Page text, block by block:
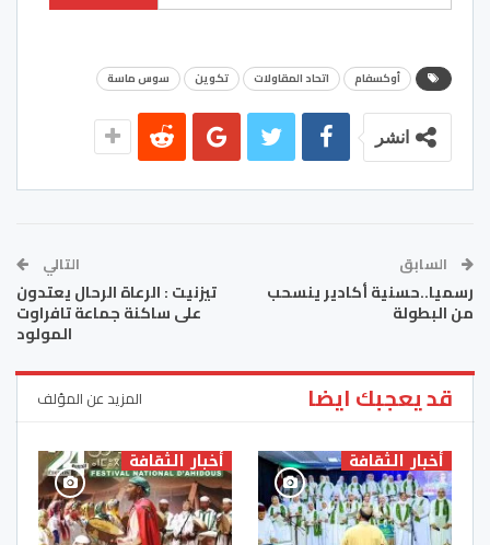
أوكسفام اتحاد المقاولات تكوين سوس ماسة
انشر
السابق
رسميا..حسنية أكادير ينسحب
من البطولة
التالي
تيزنيت : الرعاة الرحال يعتدون
على ساكنة جماعة تافراوت
المولود
قد يعجبك ايضا المزيد عن المؤلف
أخبار الثقافة أخبار الثقافة